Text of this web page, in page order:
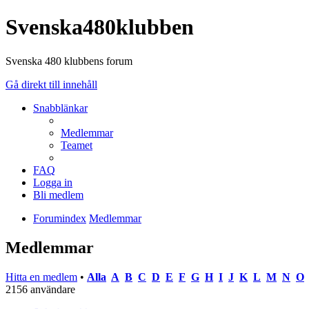
Svenska480klubben
Svenska 480 klubbens forum
Gå direkt till innehåll
Snabblänkar
Medlemmar
Teamet
FAQ
Logga in
Bli medlem
Forumindex Medlemmar
Medlemmar
Hitta en medlem • Alla A B C D E F G H I J K L M N O
2156 användare